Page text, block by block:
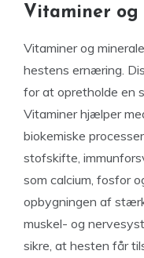
Vitaminer og
Vitaminer og
hestens ernæring.
for at opretholde en
Vitaminer hjælper
biokemiske
stofskifte,
som calcium, fosfor
opbygningen af
muskel- og
sikre, at hesten får